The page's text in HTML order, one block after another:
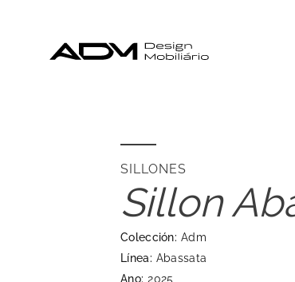
SILLONES
Sillon
Colección: Adm
Línea: Abassata
Ano: 2025